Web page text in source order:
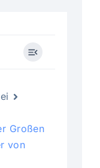
Großen
von